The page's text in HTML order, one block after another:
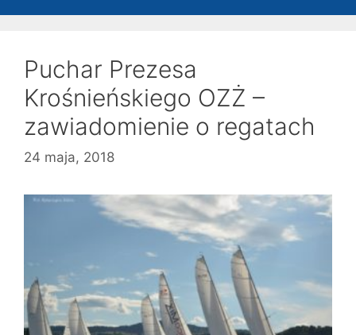
Puchar Prezesa
Krośnieńskiego OZŻ –
zawiadomienie o regatach
24 maja, 2018